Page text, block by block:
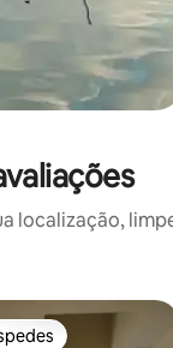
localização,